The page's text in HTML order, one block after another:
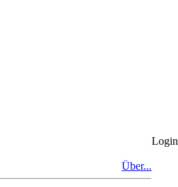
Über...
Login